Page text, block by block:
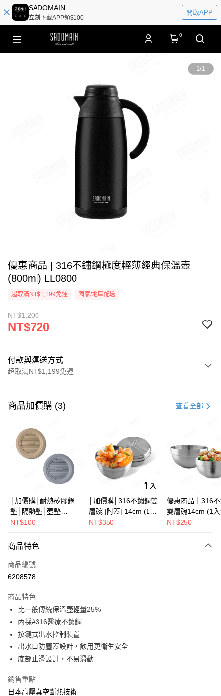
SADOMAIN
立刻下載APP領$100
開啟APP
0
1/1
優惠商品 | 316不鏽鋼極度輕薄經典保溫壺
(800ml) LL0800
超取滿NT$1,199免運 國家/地區配送
NT$1,200
NT$720
付款與運送方式
超取滿NT$1,199免運
信用卡一次付款
Apple Pay
街口支付
Google Pay
全盈+PAY
全家取貨（下單付款）後，現貨商品將於 3 個工作天內寄出
每筆NT$75，滿NT$1,199(含以上)免運費
7-11取貨（下單付款）後，現貨商品將於 3 個工作天內寄出
（不含訂購當天與例假日）
每筆NT$75，滿NT$1,199(含以上)免運費
※ 下單後（不含訂購當天），現貨商品將於１－３個工作天寄出，
每筆NT$85，滿NT$1,299(含以上)免運費
商品加價購 (3) 查看全部
│加價購│耐熱矽膠鍋
墊│隔熱墊│壺墊
NT$100
│加價購│316不鏽鋼雙
層碗 |附蓋| 14cm (1入
散裝) SG0141
NT$350
優惠商品｜316
雙層碗14cm (1
SG0140
NT$250
商品特色
商品編號
6208578
商品特色
比一般傳統保溫壺輕量25%
內採#316醫療不鏽鋼
按鍵式出水控制裝置
出水口防塵蓋設計，飲用更衛生安全
底部止滑設計，不易滑動
銷售重點
日本高壓真空斷熱技術